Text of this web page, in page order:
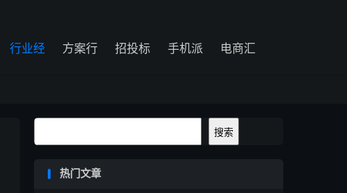
行业经 方案行 招投标 手机派 电商汇
搜索
搜索
热门文章